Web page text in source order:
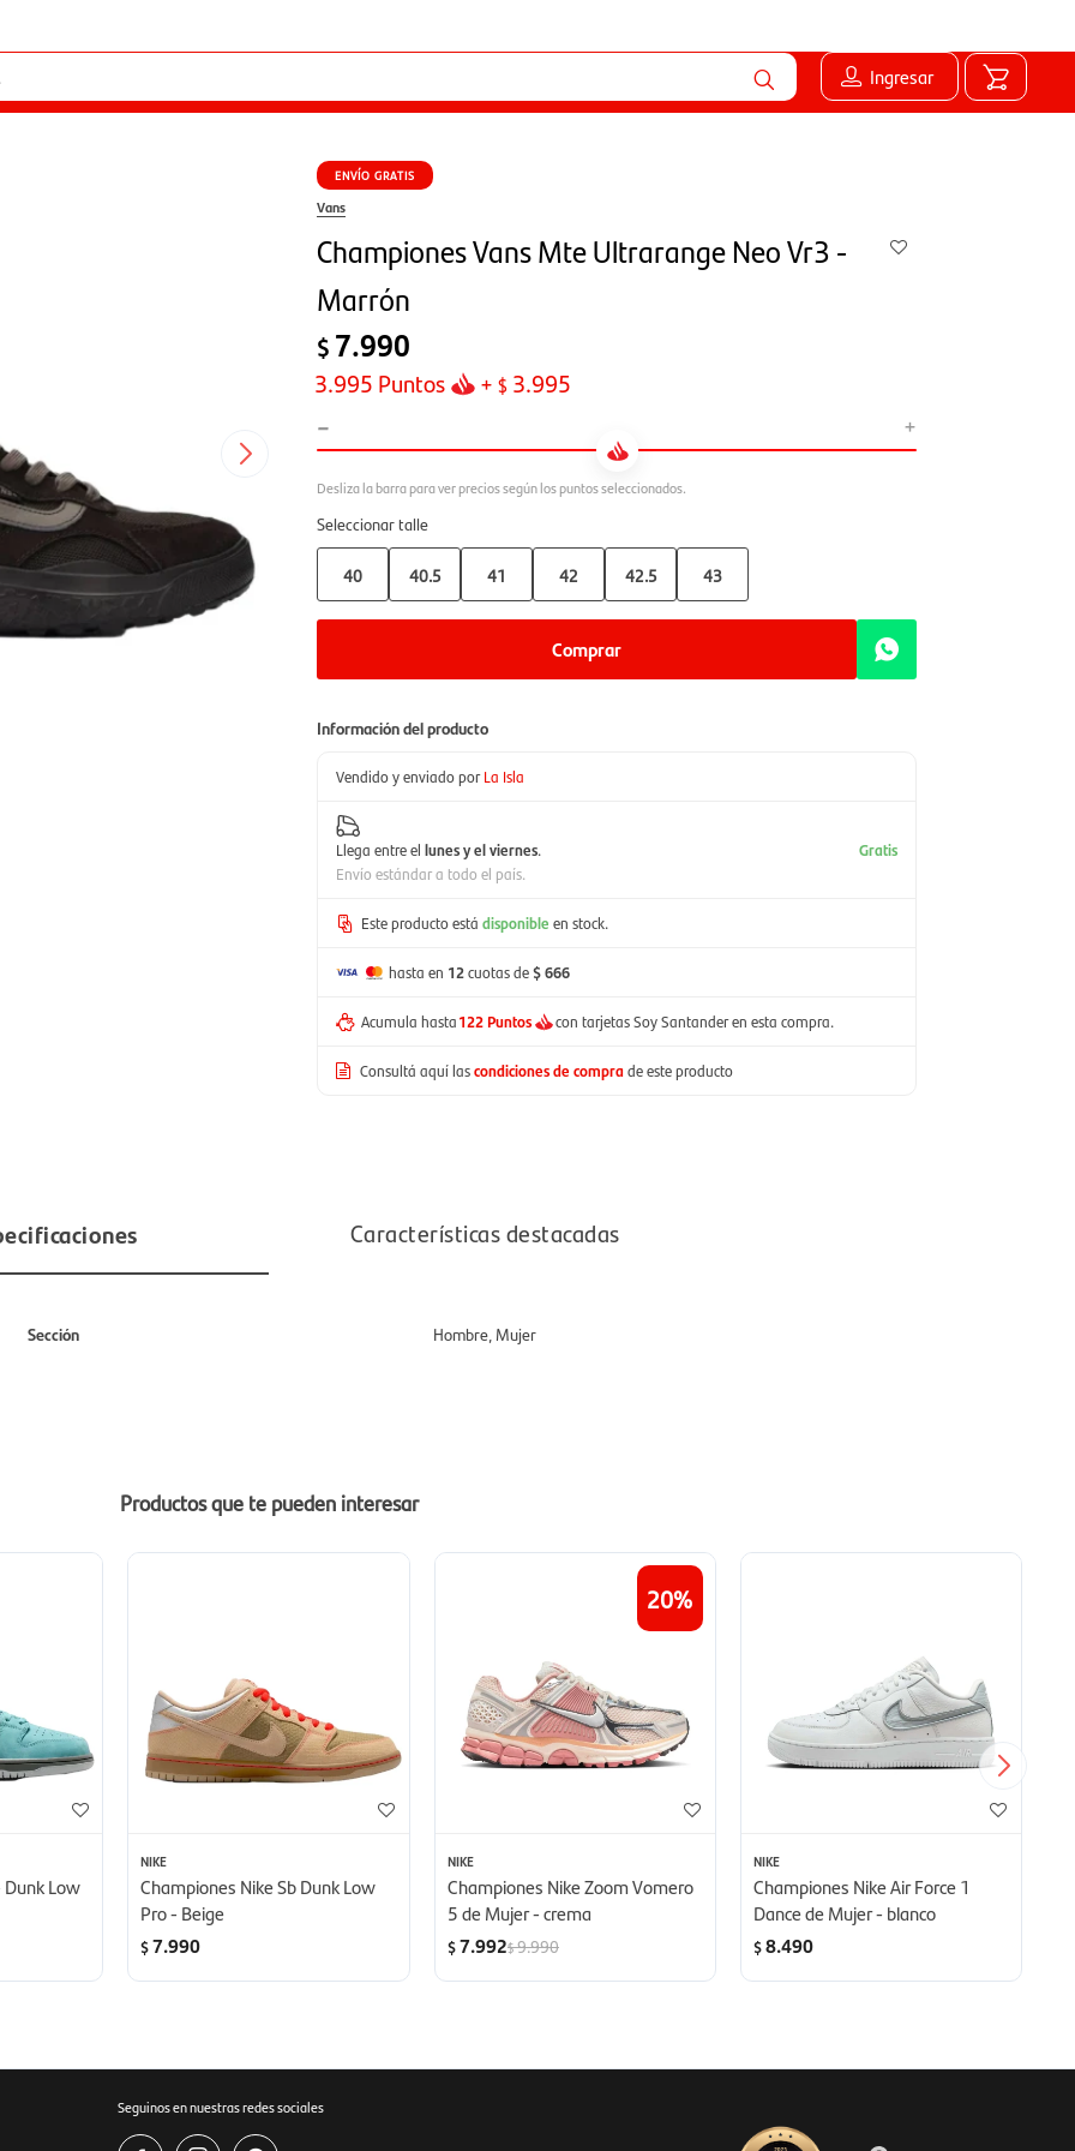
Ingresar
ENVÍO GRATIS
Vans
Championes Vans Mte Ultrarange Neo Vr3 -
Marrón
$ 7.990
3.995 Puntos + $ 3.995
- +
Seleccionar talle
40 40.5 41 42 42.5 43
Comprar
Información del producto
Vendido y enviado por La Isla
Llega entre el lunes y el viernes.
Envío estándar a todo el país.
Gratis
Este producto está disponible en stock.
hasta en 12cuotas de$ 666
Acumula hasta122 Puntos con tarjetas Soy Santander en esta compra.
Consultá aquí lascondiciones de comprade este producto
Características destacadas
Sección Hombre, Mujer
Productos que te pueden interesar
Dunk Low
NIKE
Championes Nike Sb Dunk Low
Pro - Beige
$7.990
20
NIKE
Championes Nike Zoom Vomero
5 de Mujer - crema
$7.992$9.990
NIKE
Championes Nike Air Force 1
Dance de Mujer - blanco
$8.490
Seguinos en nuestras redes sociales